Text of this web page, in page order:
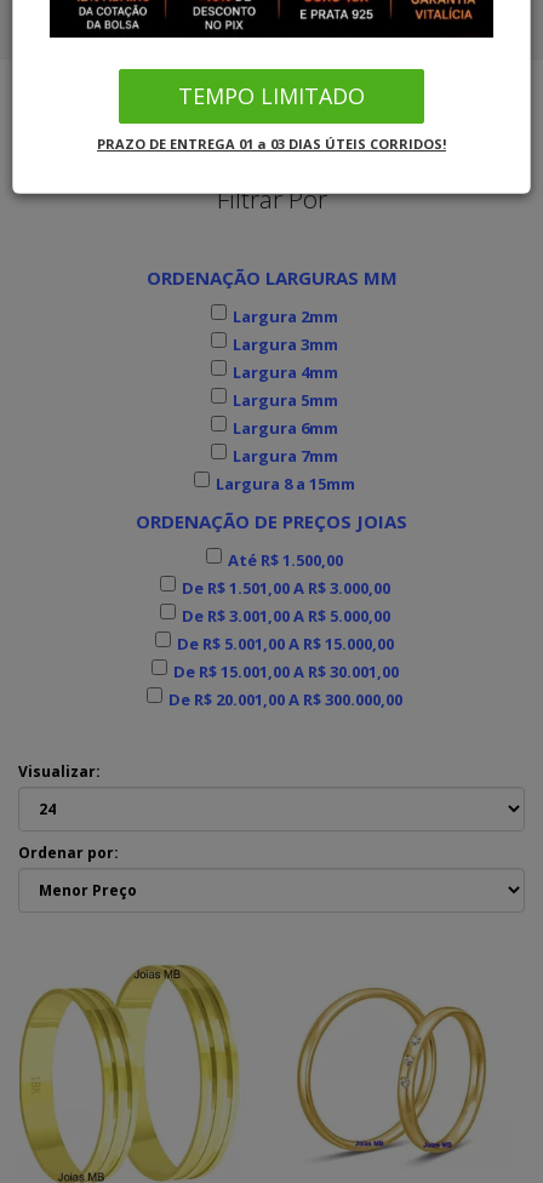
CORDÕES OURO 18KCOMBO ALIANÇAS OURO SOLITÁRIO
COMBO ALIANÇAS PRATA SOLITÁRIO
Alianças de Noivado
Filtrar Por
ORDENAÇÃO LARGURAS MM
Largura 2mm
Largura 3mm
Largura 4mm
Largura 5mm
Largura 6mm
Largura 7mm
Largura 8 a 15mm
ORDENAÇÃO DE PREÇOS JOIAS
Até R$ 1.500,00
De R$ 1.501,00 A R$ 3.000,00
De R$ 3.001,00 A R$ 5.000,00
De R$ 5.001,00 A R$ 15.000,00
De R$ 15.001,00 A R$ 30.001,00
De R$ 20.001,00 A R$ 300.000,00
Visualizar:
Ordenar por:
TEMPO LIMITADO
PRAZO DE ENTREGA 01 a 03 DIAS ÚTEIS CORRIDOS!